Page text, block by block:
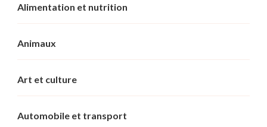
Alimentation et nutrition
Animaux
Art et culture
Automobile et transport